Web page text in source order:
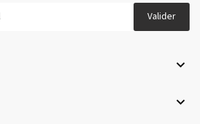
Valider

